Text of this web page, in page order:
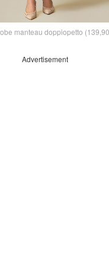
manteau doppiopetto
Advertisement